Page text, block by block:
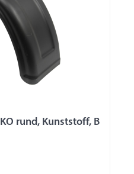
rund, Kunststoff, B